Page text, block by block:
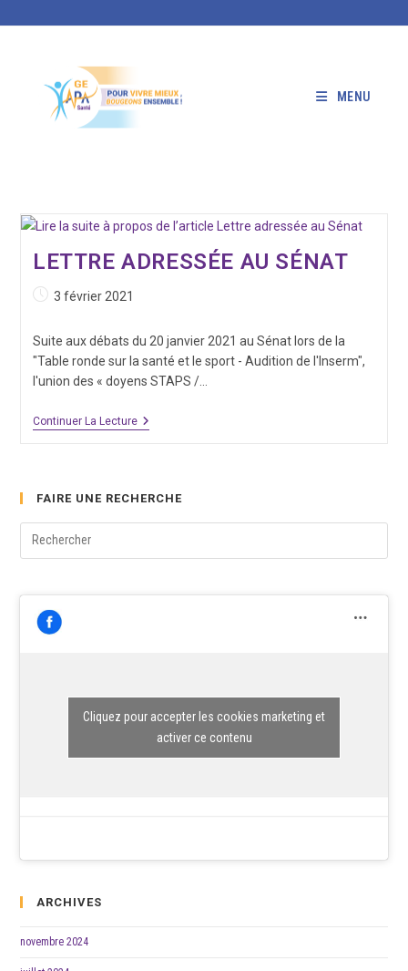
MENU
LETTRE ADRESSÉE AU SÉNAT
Publication
3 février 2021
Suite aux débats du 20 janvier 2021 au Sénat lors de la
"Table ronde sur la santé et le sport - Audition de l'Inserm",
l'union des « doyens STAPS /…
Continuer La LectureLettre
FAIRE UNE RECHERCHE
Cliquez pour accepter les cookies marketing et
activer ce contenu
ARCHIVES
novembre 2024